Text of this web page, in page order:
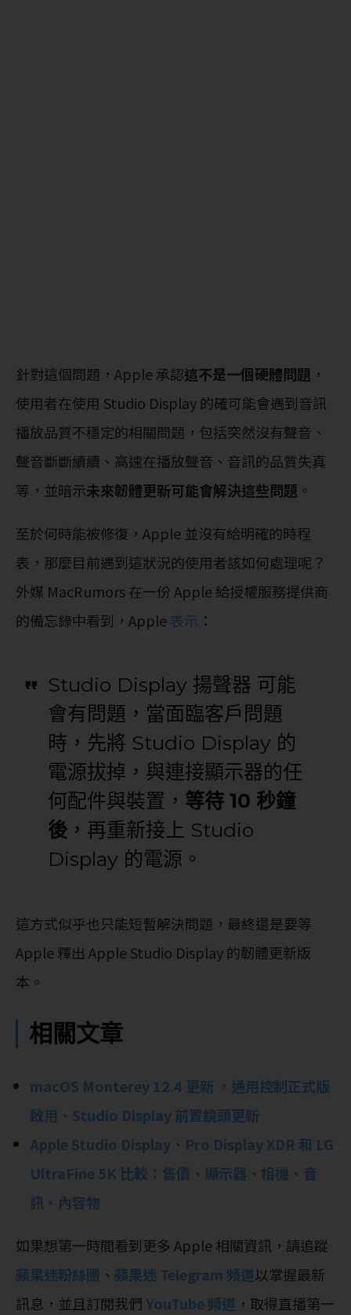
針對這個問題，Apple 承認這不是一個硬體問題 ，
使用者在使用 Studio Display 的確可能會遇到音訊
播放品質不穩定的相關問題，包括突然沒有聲音、
聲音斷斷續續、高速在播放聲音、音訊的品質失真
等，並暗示未來韌體更新可能會解決這些問題 。
至於何時能被修復，Apple 並沒有給明確的時程
表，那麼目前遇到這狀況的使用者該如何處理呢？
外媒 MacRumors 在一份 Apple 給授權服務提供商
的備忘錄中看到，Apple表示 ：
Studio Display 揚聲器 可能
會有問題，當面臨客戶問題
時，先將 Studio Display 的
電源拔掉，與連接顯示器的任
何配件與裝置， 等待 10 秒鐘
後，再重新接上 Studio
Display 的電源。
這方式似乎也只能短暫解決問題，最終還是要等
Apple 釋出 Apple Studio Display 的韌體更新版
本。
相關文章
macOS Monterey 12.4 更新 ，通用控制正式版
啟用、Studio Display 前置鏡頭更新
Apple Studio Display、Pro Display XDR 和 LG
UltraFine 5K 比較：售價、顯示器、相機、音
訊、內容物
如果想第一時間看到更多 Apple 相關資訊，請追蹤
蘋果迷粉絲團 、 蘋果迷 Telegram 頻道以掌握最新
訊息，並且訂閱我們YouTube 頻道 ，取得直播第一